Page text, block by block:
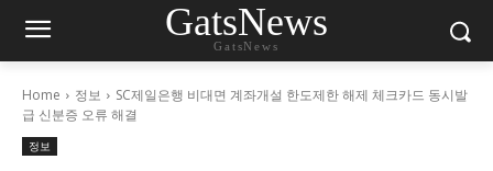
GatsNews
GatsNews
Home 정보
SC제일은행 비대면 계좌개설 한도제한 해제 체크카드 동시발
급 신분증 오류 해결
정보